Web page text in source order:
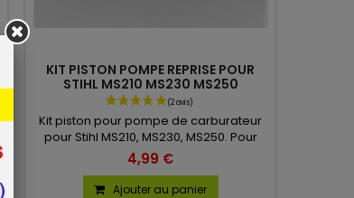
KIT PISTON POMPE REPRISE POUR
STIHL MS210 MS230 MS250
Kit piston pour pompe de carburateur
pour Stihl MS210, MS230, MS250. Pour
carburateur C1Q : S75E, S76E, S84F,
S92D, S242D, 100335F, 100338C.
4,99 €
Ajouter au panier